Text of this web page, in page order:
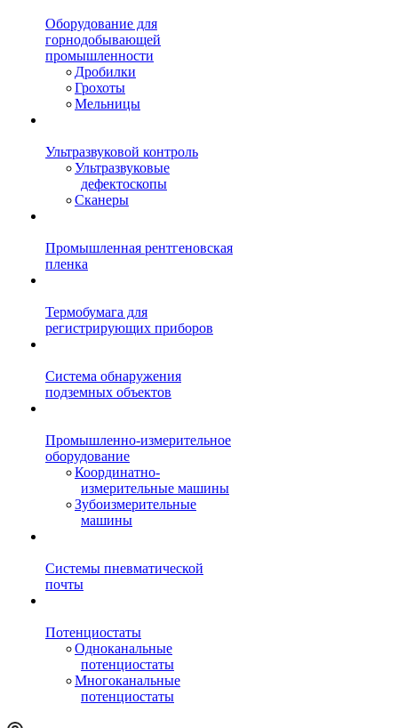
Оборудование для
горнодобывающей
промышленности
Дробилки
Грохоты
Мельницы
Ультразвуковой контроль
Ультразвуковые
дефектоскопы
Сканеры
Промышленная рентгеновская
пленка
Термобумага для
регистрирующих приборов
Система обнаружения
подземных объектов
Промышленно-измерительное
оборудование
Координатно-
измерительные машины
Зубоизмерительные
машины
Системы пневматической
почты
Потенциостаты
Одноканальные
потенциостаты
Многоканальные
потенциостаты